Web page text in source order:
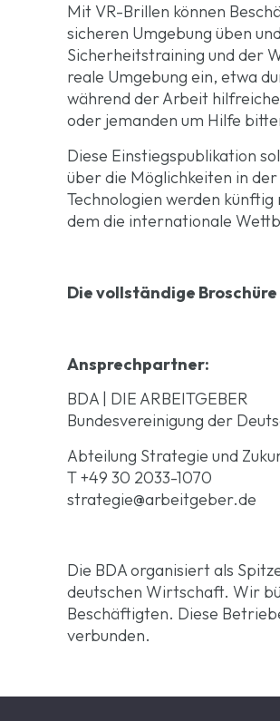
Mit VR-Brillen können
sicheren Umgebung üben
Sicherheitstraining und der
reale Umgebung ein, etwa
während der Arbeit
oder jemanden um Hilfe
Diese Einstiegspublikation
über die Möglichkeiten in
Technologien werden
dem die internationale
Die vollständige
Ansprechpartner:
BDA | DIE ARBEITGEBER
Bundesvereinigung der
Abteilung Strategie und
T +49 30 2033-1070
strategie@arbeitgeber.de
Die BDA organisiert als
deutschen Wirtschaft. Wir
Beschäftigten. Diese
verbunden.